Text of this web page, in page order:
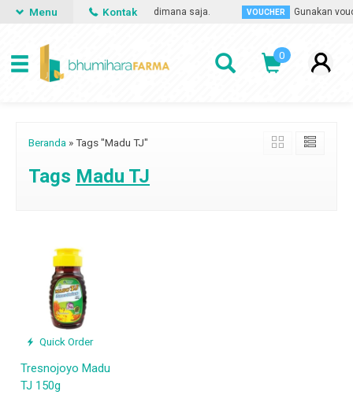
obat apa saja, kapan saja dan dimana saja. VOUCHER Gunakan
Menu Kontak
0
Beranda »Tags "Madu TJ"
Tags Madu TJ
Quick Order
Tresnojoyo Madu
TJ 150g